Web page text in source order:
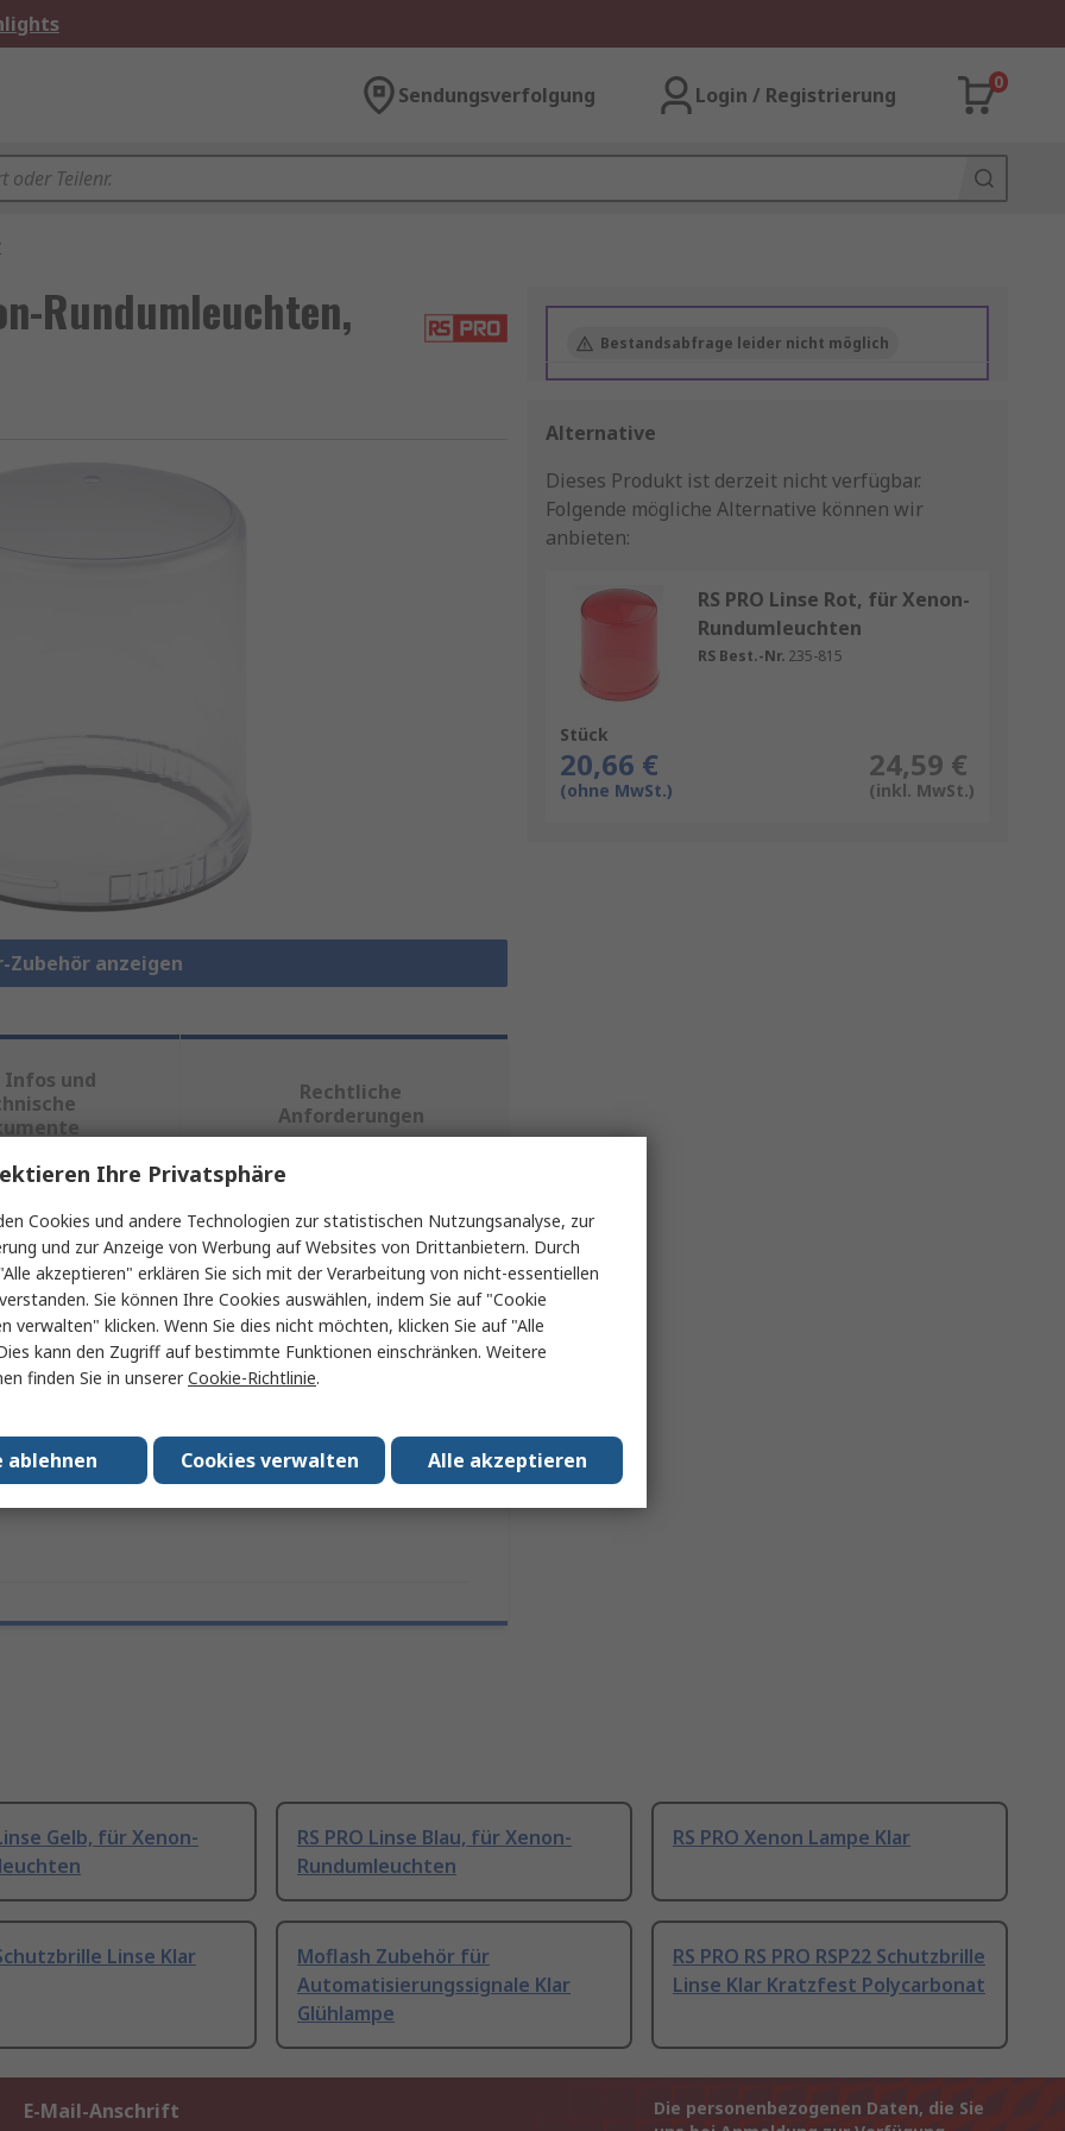
Sendungsverfolgung Login / Registrierung
0
Rundumleuchten,
Zubehör anzeigen
Bestandsabfrage leider nicht möglich
Alternative
Dieses Produkt ist derzeit nicht verfügbar.
Folgende mögliche Alternative können wir
anbieten:
RS PRO Linse Rot, für Xenon-
Rundumleuchten
RS Best.-Nr. 235-815
Stück
20,66 €
(ohne MwSt.)
24,59 €
(inkl. MwSt.)
Infos und
Rechtliche
Anforderungen
oder mehrere Eigenschaften auswählen.
Wert
RS PRO
Linse
mit Xenon-Rundumleuchten
Gelb, für Xenon-
RS PRO Linse Blau, für Xenon-
Rundumleuchten
RS PRO Xenon Lampe Klar
Linse Klar
Moflash Zubehör für
Automatisierungssignale Klar
Glühlampe
RS PRO RS PRO RSP22 Schutzbrille
Linse Klar Kratzfest Polycarbonat
E-Mail-Anschrift
Die personenbezogenen Daten, die Sie
Ihre Privatsphäre
Cookies und andere Technologien zur statistischen Nutzungsanalyse, zur
und zur Anzeige von Werbung auf Websites von Drittanbietern. Durch
akzeptieren" erklären Sie sich mit der Verarbeitung von nicht-essentiellen
Sie können Ihre Cookies auswählen, indem Sie auf "Cookie
verwalten" klicken. Wenn Sie dies nicht möchten, klicken Sie auf "Alle
kann den Zugriff auf bestimmte Funktionen einschränken. Weitere
finden Sie in unsererCookie-Richtlinie.
Alle akzeptieren
Cookies verwalten
ablehnen